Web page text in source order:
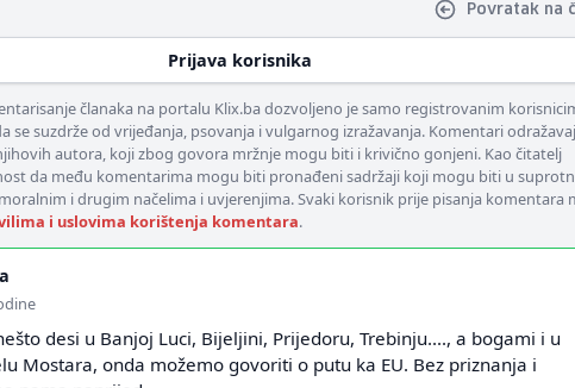
Povratak na
Prijava korisnika
članaka na portalu Klix.ba dozvoljeno je samo registrovanim
se suzdrže od vrijeđanja, psovanja i vulgarnog izražavanja. Komentari
autora, koji zbog govora mržnje mogu biti i krivično gonjeni. Kao čitatelj
da među komentarima mogu biti pronađeni sadržaji koji mogu biti u
i drugim načelima i uvjerenjima. Svaki korisnik prije pisanja komentara
i uslovima korištenja komentara.
desi u Banjoj Luci, Bijeljini, Prijedoru, Trebinju...., a bogami i u
Mostara, onda možemo govoriti o putu ka EU. Bez priznanja i